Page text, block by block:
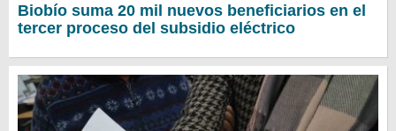
Biobío suma 20 mil nuevos beneficiarios en el
tercer proceso del subsidio eléctrico